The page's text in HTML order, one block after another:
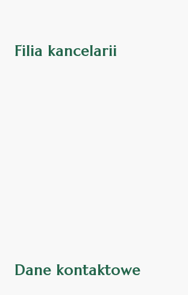
Filia kancelarii
Dane kontaktowe